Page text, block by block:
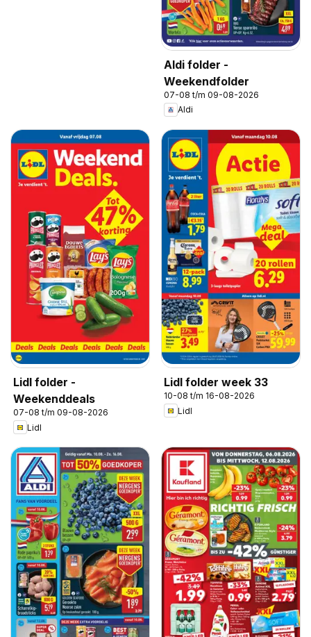
Aldi folder -
Weekendfolder
07-08 t/m 09-08-2026
Aldi
Lidl folder -
Weekenddeals
07-08 t/m 09-08-2026
Lidl
Lidl folder week 33
10-08 t/m 16-08-2026
Lidl